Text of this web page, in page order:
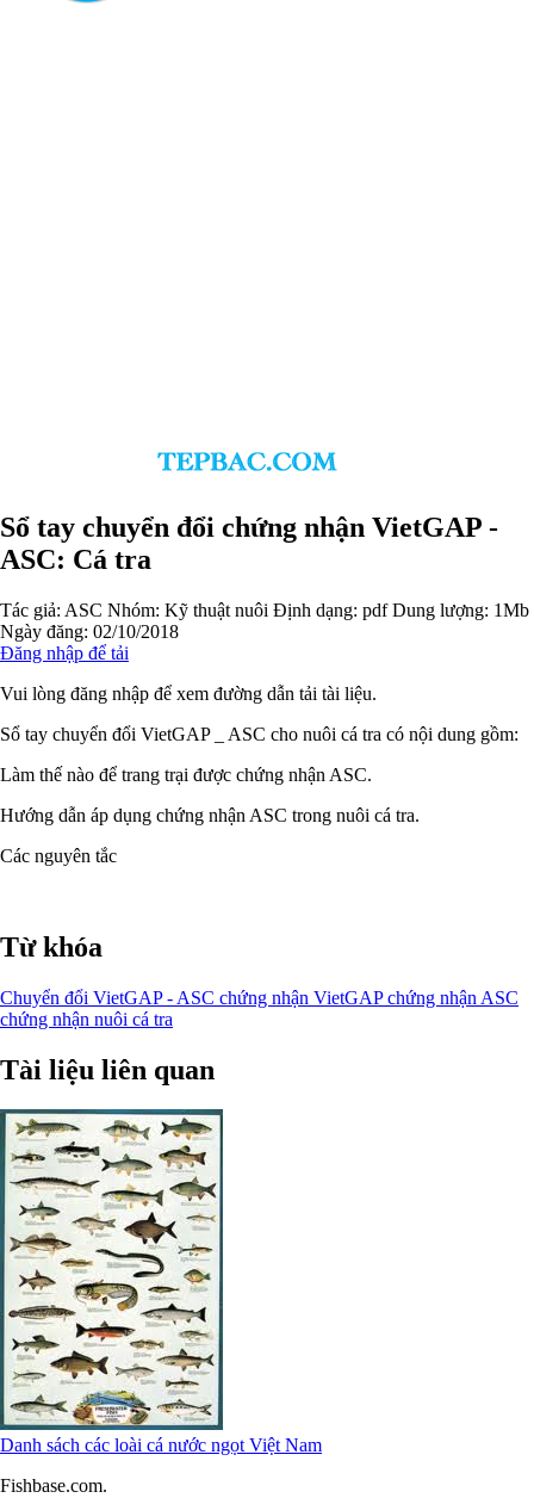
Sổ tay chuyển đổi chứng nhận VietGAP -
ASC: Cá tra
Tác giả: ASC Nhóm: Kỹ thuật nuôi Định dạng: pdf Dung lượng: 1Mb
Ngày đăng: 02/10/2018
Đăng nhập để tải
Vui lòng đăng nhập để xem đường dẫn tải tài liệu.
Sổ tay chuyển đổi VietGAP _ ASC cho nuôi cá tra có nội dung gồm:
Làm thế nào để trang trại được chứng nhận ASC.
Hướng dẫn áp dụng chứng nhận ASC trong nuôi cá tra.
Các nguyên tắc
Từ khóa
Chuyển đổi VietGAP - ASC chứng nhận VietGAPchứng nhận ASC
chứng nhận nuôi cá tra
Tài liệu liên quan
Danh sách các loài cá nước ngọt Việt Nam
Fishbase.com.